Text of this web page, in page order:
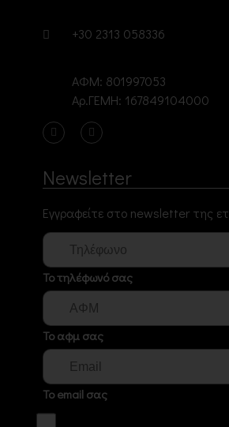
+30 2313 058336
ΑΦΜ: 801997053
Αρ.ΓΕΜΗ: 167849104000
Newsletter
Εγγραφείτε στο newsletter της
Το τηλέφωνό σας
Το αφμ σας
Το email σας